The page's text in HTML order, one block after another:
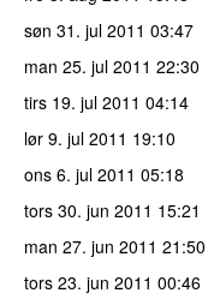
søn 31. jul 2011 03:47
man 25. jul 2011 22:30
tirs 19. jul 2011 04:14
lør 9. jul 2011 19:10
ons 6. jul 2011 05:18
tors 30. jun 2011 15:21
man 27. jun 2011 21:50
tors 23. jun 2011 00:46